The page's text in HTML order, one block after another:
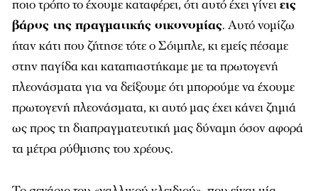
ήταν κάτι που ζήτησε τότε ο Σόιμπλε, κι εμείς πέσαμε
στην παγίδα και καταπιαστήκαμε με τα πρωτογενή
πλεονάσματα για να δείξουμε ότι μπορούμε να έχουμε
πρωτογενή πλεονάσματα, κι αυτό μας έχει κάνει ζημιά
ως προς τη διαπραγματευτική μας δύναμη όσον αφορά
τα μέτρα ρύθμισης του χρέους.
Το σενάριο του «γαλλικού κλειδιού», που είναι μία